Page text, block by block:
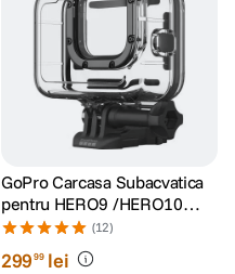
GoPro Carcasa Subacvatica
pentru HERO9 /HERO10
/HERO11 Black/HERO12/
HERO13
(12)
29999 lei